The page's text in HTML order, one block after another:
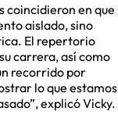
coincidieron en que
aislado, sino
El repertorio
carrera, así como
recorrido por
lo que estamos
explicó Vicky.